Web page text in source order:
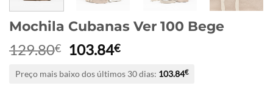
Mochila Cubanas Ver 100 Bege
129.80€
O
original
103.84€O
atual
Preço mais baixo dos últimos 30 dias: 103.84€